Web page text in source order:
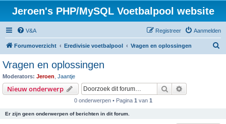
Jeroen's PHP/MySQL Voetbalpool website
V&A Aanmelden
Registreer
Forumoverzicht Eredivisie voetbalpool Vragen en oplossingen
Vragen en oplossingen
Moderators: Jeroen Jaantje
Nieuw onderwerp Zoek
0 onderwerpen • Pagina 1 van 1
Er zijn geen onderwerpen of berichten in dit forum.